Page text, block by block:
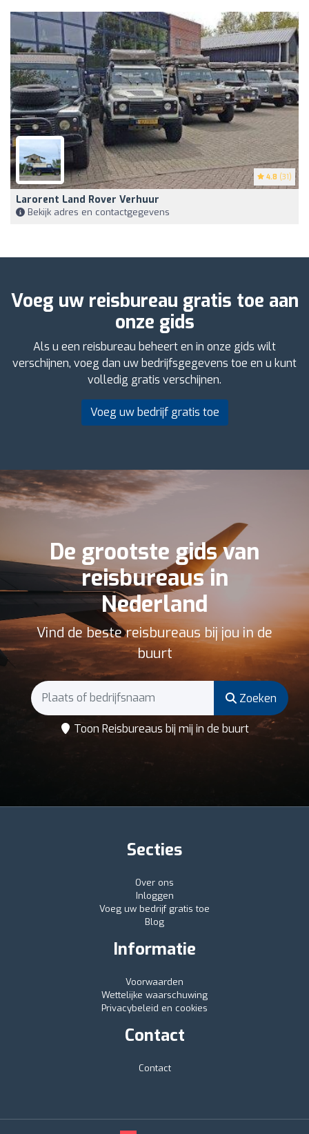
4.8 (31)
Larorent Land Rover Verhuur
Bekijk adres en contactgegevens
Voeg uw reisbureau gratis toe aan
onze gids
Als u een reisbureau beheert en in onze gids wilt
verschijnen, voeg dan uw bedrijfsgegevens toe en u kunt
volledig gratis verschijnen.
Voeg uw bedrijf gratis toe
De grootste gids van
reisbureaus in
Nederland
Vind de beste reisbureaus bij jou in de
buurt
Zoeken
Toon Reisbureaus bij mij in de buurt
Secties
Over ons
Inloggen
Voeg uw bedrijf gratis toe
Blog
Informatie
Voorwaarden
Wettelijke waarschuwing
Privacybeleid en cookies
Contact
Contact